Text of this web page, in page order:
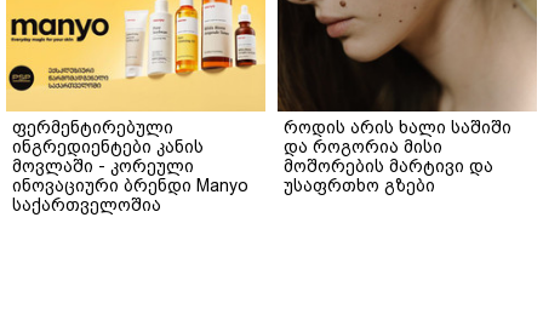
ფერმენტირებული
ინგრედიენტები კანის
მოვლაში - კორეული
ინოვაციური ბრენდი Manyo
საქართველოშია
როდის არის ხალი საშიში
და როგორია მისი
მოშორების მარტივი და
უსაფრთხო გზები